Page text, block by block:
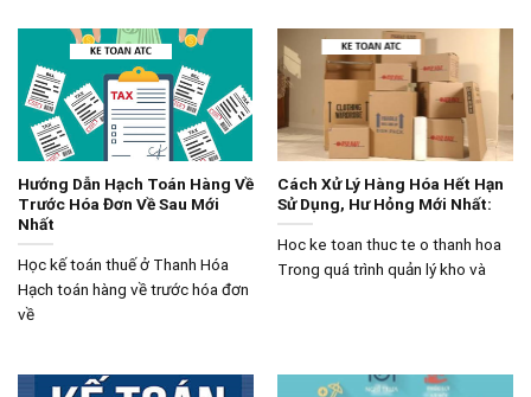
Hướng Dẫn Hạch Toán Hàng Về
Trước Hóa Đơn Về Sau Mới
Nhất
Học kế toán thuế ở Thanh Hóa
Hạch toán hàng về trước hóa đơn
về
Cách Xử Lý Hàng Hóa Hết Hạn
Sử Dụng, Hư Hỏng Mới Nhất:
Hoc ke toan thuc te o thanh hoa
Trong quá trình quản lý kho và